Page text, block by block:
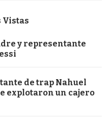
Vistas
y representante
de trap Nahuel
explotaron un cajero